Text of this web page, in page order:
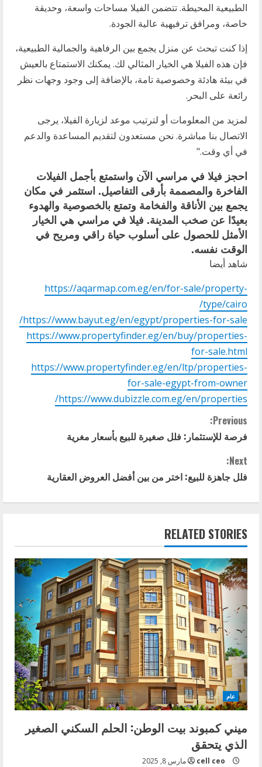
الطبيعية المحيطة. تتضمن الفيلا مساحات واسعة، وحديقة
خاصة، ومرافق ترفيهية عالية الجودة.
إذا كنت تبحث عن منزل يجمع بين الرفاهية والجمالية الطبيعية،
فإن هذه الفيلا هي الخيار المثالي لك. يمكنك الاستمتاع بالعيش
في بيئة هادئة وخصوصية تامة، بالإضافة إلى وجود وجهات نظر
رائعة على البحر.
لمزيد من المعلومات أو لترتيب موعد لزيارة الفيلا، يرجى
الاتصال بنا مباشرة. نحن مستعدون لتقديم المساعدة والدعم
في أي وقت."
احجز فيلا في مراسي الآن واستمتع بأجمل الفيلات
الفاخرة والمصممة بأرقى التفاصيل. استثمر في مكان
يجمع بين الأناقة والفخامة وتمتع بالخصوصية والهدوء
بعيدًا عن صخب المدينة. فيلا في مراسي هي الخيار
الأمثل للحصول على أسلوب حياة راقي ومريح في
الوقت نفسه.
شاهد أيضا
https://aqarmap.com.eg/en/for-sale/property-
type/cairo/
https://www.bayut.eg/en/egypt/properties-for-sale/
https://www.propertyfinder.eg/en/buy/properties-
for-sale.html
https://www.propertyfinder.eg/en/ltp/properties-
for-sale-egypt-from-owner
https://www.dubizzle.com.eg/en/properties/
C
o
n
t
i
n
u
e
R
e
a
d
i
n
Previous:
فرصة للإستثمار: فلل صغيرة للبيع بأسعار مغرية
Next:
فلل جاهزة للبيع: اختر من بين أفضل العروض العقارية
RELATED STORIES
عام
ميني كمبوند بيت الوطن: الحلم السكني الصغير
الذي يتحقق
cell ceo مارس 8, 2025